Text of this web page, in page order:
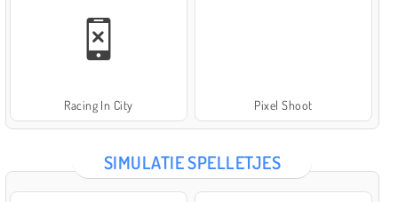
Racing In City Pixel Shoot
SIMULATIE SPELLETJES